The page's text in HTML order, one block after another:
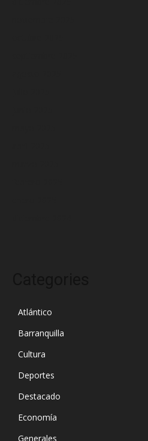
Atlántico
Barranquilla
Cultura
Deportes
Destacado
Economía
Generales